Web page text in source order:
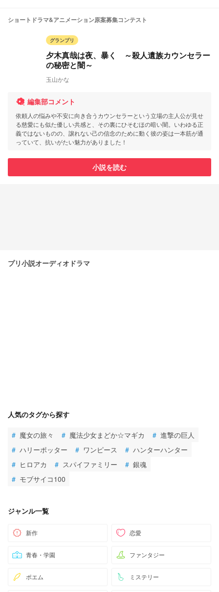
ショートドラマ&アニメーション原案募集コンテスト
グランプリ
夕木真哉は夜、暴く ～殺人遺族カウンセラー
の秘密と闇～
玉山かな
編集部コメント
依頼人の悩みや不安に向き合うカウンセラーという立場の主人公が見せ
る慈愛にも似た優しい共感と、その裏にひそむほの暗い闇。いわゆる正
義ではないものの、譲れない己の信念のために動く彼の姿は一本筋が通
っていて、抗いがたい魅力がありました！
小説を読む
プリ小説オーディオドラマ
人気のタグから探す
# 魔女の旅々 # 魔法少女まどか☆マギカ # 進撃の巨人
# ハリーポッター # ワンピース # ハンターハンター
# ヒロアカ # スパイファミリー # 銀魂
# モブサイコ100
ジャンル一覧
新作 恋愛
青春・学園 ファンタジー
ポエム ミステリー